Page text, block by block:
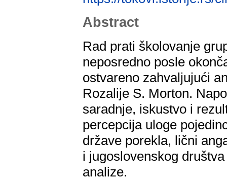
Abstract
Rad prati školovanje
neposredno posle
ostvareno zahvaljujući
Rozalije S. Morton.
saradnje, iskustvo i
percepcija uloge
države porekla, lični
i jugoslovenskog
analize.